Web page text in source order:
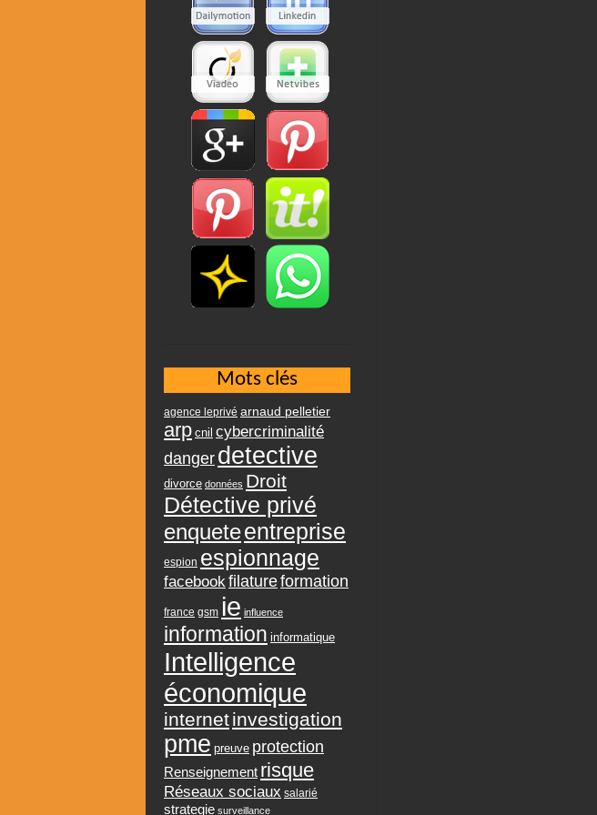
Mots clés
agence leprivé arnaud pelletier
arp cnil cybercriminalité
danger detective
divorce données Droit
Détective privé
enqueteentreprise
espion espionnage
facebookfilatureformation
france gsm ie influence
information informatique
Intelligence
économique
internetinvestigation
pme preuve protection
Renseignement risque
Réseaux sociaux salarié
strategie surveillance